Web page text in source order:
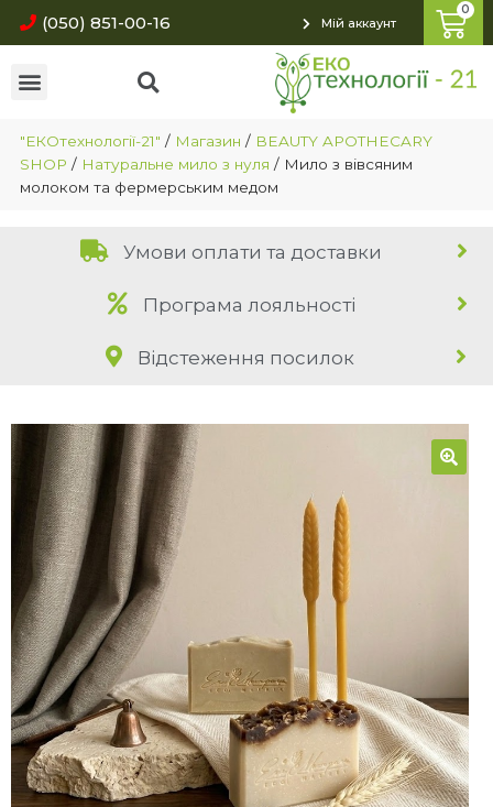
(050) 851-00-16 Мій аккаунт
"ЕКОтехнології-21" / Магазин / BEAUTY APOTHECARY
SHOP / Натуральне мило з нуля / Мило з вівсяним
молоком та фермерським медом
Умови оплати та доставки
Програма лояльності
Відстеження посилок